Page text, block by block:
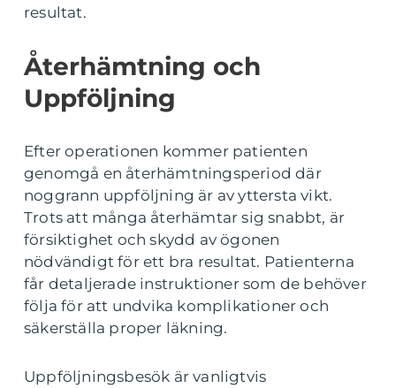
resultat.
Återhämtning och
Uppföljning
Efter operationen kommer patienten
genomgå en återhämtningsperiod där
noggrann uppföljning är av yttersta vikt.
Trots att många återhämtar sig snabbt, är
försiktighet och skydd av ögonen
nödvändigt för ett bra resultat. Patienterna
får detaljerade instruktioner som de behöver
följa för att undvika komplikationer och
säkerställa proper läkning.
Uppföljningsbesök är vanligtvis